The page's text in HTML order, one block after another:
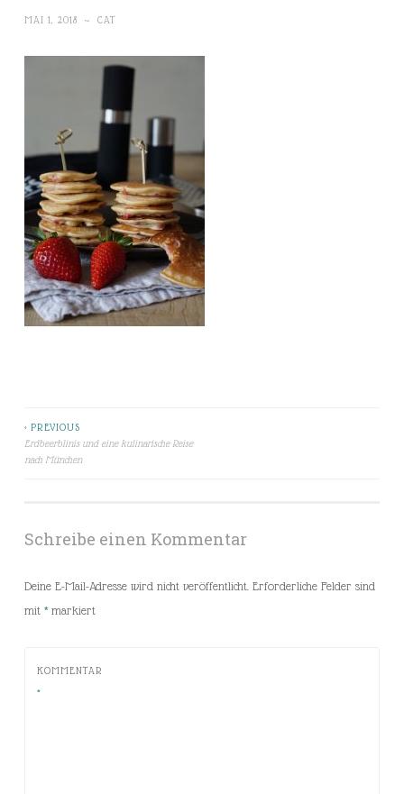
MAI 1, 2018 ~ CAT
Beitragsnavigation
< PREVIOUS
Erdbeerblinis und eine kulinarische Reise
nach München
Schreibe einen Kommentar
Deine E-Mail-Adresse wird nicht veröffentlicht. Erforderliche Felder sind
mit *markiert
KOMMENTAR
*